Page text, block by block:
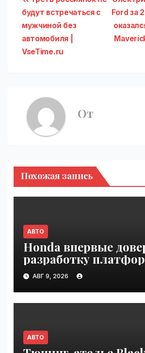
по
записям
Ford за
будут встречаться с
мужчиной без
автомобиля |
VseTime.ru
От
Похожая запись
АВТО
Honda впервые
разработку
индийской компании
Technologies |
АВГ 9, 2026
АВТО